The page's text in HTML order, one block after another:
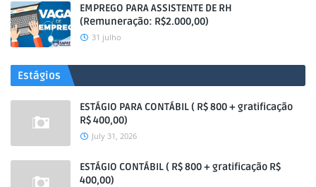
EMPREGO PARA ASSISTENTE DE RH
(Remuneração: R$2.000,00)
31 julho
Estágios
ESTÁGIO PARA CONTÁBIL ( R$ 800 + gratificação
R$ 400,00)
July 31, 2026
ESTÁGIO CONTÁBIL ( R$ 800 + gratificação R$
400,00)